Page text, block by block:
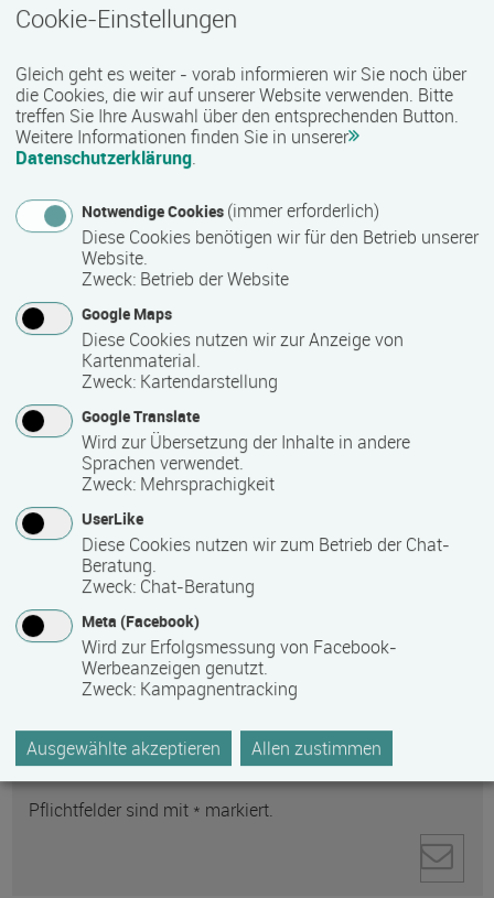
E-Mail *
Nachricht *
Anti-Roboter-Verifizierung
Hier klicken
Ihre personenbezogenen Daten werden zur
Kontaktaufnahme direkt an den ausgewählten
Empfänger gesendet. Weitere Informationen zum
Datenschutz und zum Umgang mit personenbezogenen
Datenschutzerklärung
.
Pflichtfelder sind mit * markiert.
Cookie-Einstellungen
Gleich geht es weiter - vorab informieren wir Sie noch über
die Cookies, die wir auf unserer Website verwenden. Bitte
treffen Sie Ihre Auswahl über den entsprechenden Button.
Weitere Informationen finden Sie in unserer
Datenschutzerklärung.
Notwendige Cookies (immer erforderlich)
Diese Cookies benötigen wir für den Betrieb unserer
Website.
Zweck: Betrieb der Website
Google Maps
Diese Cookies nutzen wir zur Anzeige von
Kartenmaterial.
Zweck: Kartendarstellung
Google Translate
Wird zur Übersetzung der Inhalte in andere
Sprachen verwendet.
Zweck: Mehrsprachigkeit
UserLike
Diese Cookies nutzen wir zum Betrieb der Chat-
Beratung.
Zweck: Chat-Beratung
Meta (Facebook)
Wird zur Erfolgsmessung von Facebook-
Werbeanzeigen genutzt.
Zweck: Kampagnentracking
Ausgewählte akzeptieren Allen zustimmen